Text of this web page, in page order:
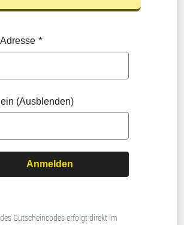
(Ausblenden)
Anmelden
Gutscheincodes erfolgt direkt im